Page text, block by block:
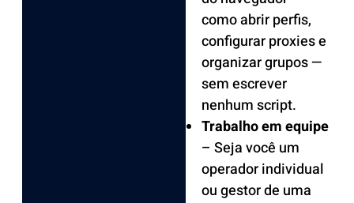
como abrir perfis,
configurar proxies e
organizar grupos —
sem escrever
nenhum script.
Trabalho em equipe
– Seja você um
operador individual
ou gestor de uma